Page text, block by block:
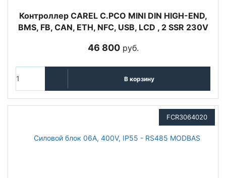
Контроллер CAREL C.PCO MINI DIN HIGH-END,
BMS, FB, CAN, ETH, NFC, USB, LCD , 2 SSR 230V
46 800руб.
В корзину
FCR3064020